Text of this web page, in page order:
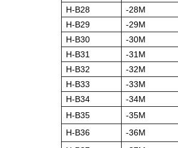
Н-В28
-28М
Н-В29
-29М
Н-В30
-30М
Н-В31
-31М
Н-В32
-32М
Н-В33
-33М
Н-В34
-34М
Н-В35
-35М
Н-В36
-36М